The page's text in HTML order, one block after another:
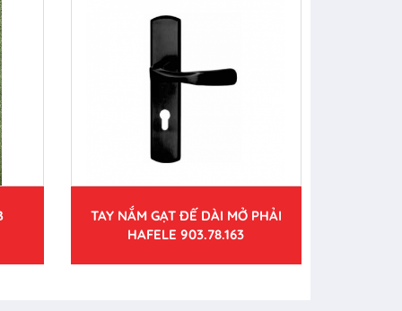
TAY NẮM GẠT ĐẾ DÀI MỞ PHẢI
HAFELE 903.78.163